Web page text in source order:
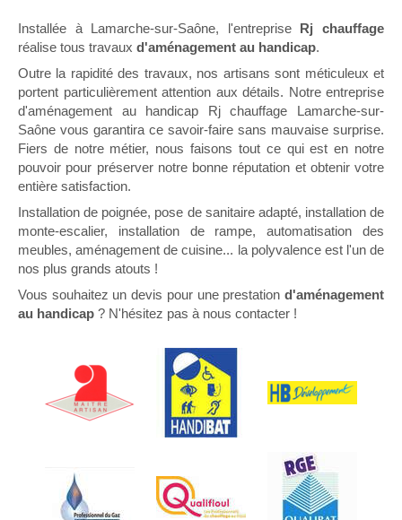
Installée à Lamarche-sur-Saône, l'entreprise Rj chauffage
réalise tous travaux d'aménagement au handicap.
Outre la rapidité des travaux, nos artisans sont méticuleux et
portent particulièrement attention aux détails. Notre entreprise
d'aménagement au handicap Rj chauffage Lamarche-sur-
Saône vous garantira ce savoir-faire sans mauvaise surprise.
Fiers de notre métier, nous faisons tout ce qui est en notre
pouvoir pour préserver notre bonne réputation et obtenir votre
entière satisfaction.
Installation de poignée, pose de sanitaire adapté, installation de
monte-escalier, installation de rampe, automatisation des
meubles, aménagement de cuisine... la polyvalence est l'un de
nos plus grands atouts !
Vous souhaitez un devis pour une prestation d'aménagement
au handicap ? N'hésitez pas à nous contacter !